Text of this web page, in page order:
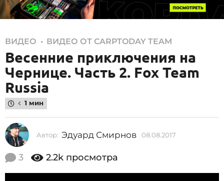
0
8
.
0
8
.
2
0
1
ВИДЕО ,ВИДЕО ОТ CARPTODAY TEAM
Весенние приключения на
Чернице. Часть 2. Fox Team
Russia
1 мин
Автор: Эдуард Смирнов 08.08.2017
8
3 2.2k просмотра